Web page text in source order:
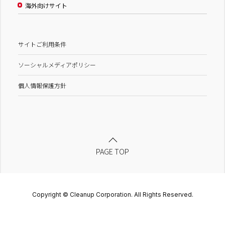
海外向けサイト
サイトご利用条件
ソーシャルメディアポリシー
個人情報保護方針
PAGE TOP
Copyright © Cleanup Corporation. All Rights Reserved.